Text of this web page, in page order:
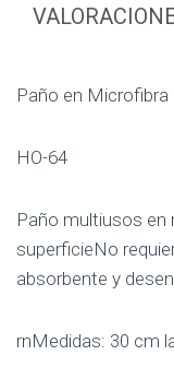
Paño en Microfibra
HO-64
Paño multiusos en
superficieNo
absorbente y
rnMedidas: 30 cm